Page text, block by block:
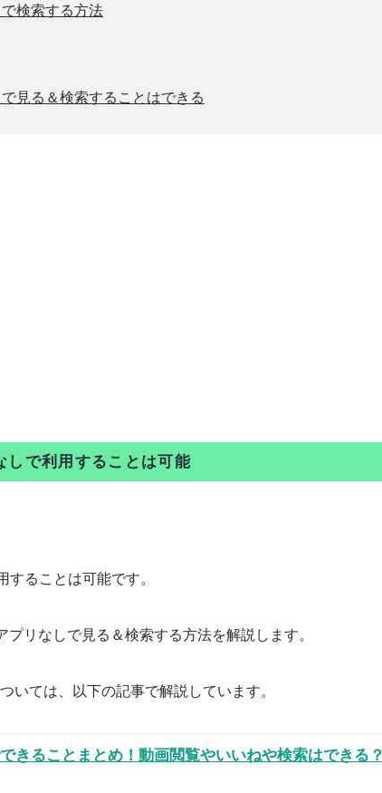
検索する方法
見る＆検索することはできる
で利用することは可能
ることは可能です。
リなしで見る＆検索する方法を解説します。
いては、以下の記事で解説しています。
きることまとめ！動画閲覧やいいねや検索はできる？